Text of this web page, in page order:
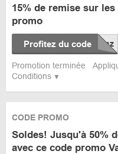
Conditions
15% de remise sur
promo
Profitez du code
Promotion terminée
CODE PROMO
Soldes! Jusqu'à 50%
avec ce code promo